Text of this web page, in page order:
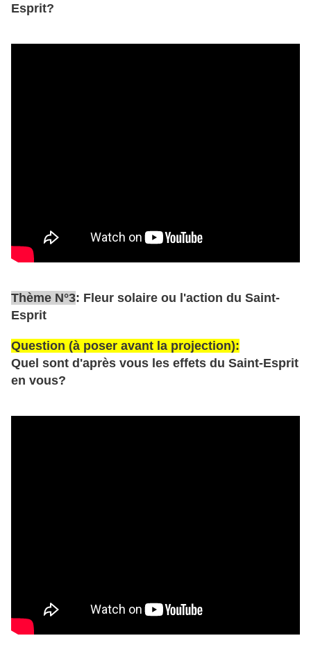
Esprit?
Thème N°3: Fleur solaire ou l'action du Saint-
Esprit
Question (à poser avant la projection):
Quel sont d'après vous les effets du Saint-Esprit
en vous?